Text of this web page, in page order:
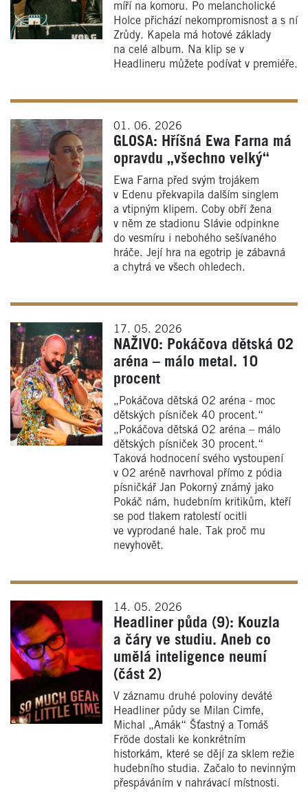
míří na komoru. Po melancholické
Holce přichází nekompromisnost a s ní
Zrůdy. Kapela má hotové základy
na celé album. Na klip se v
Headlineru můžete podívat v premiéře.
01. 06. 2026
GLOSA: Hříšná Ewa Farna má
opravdu „všechno velký“
Ewa Farna před svým trojákem
v Edenu překvapila dalším singlem
a vtipným klipem. Coby obří žena
v něm ze stadionu Slávie odpinkne
do vesmíru i nebohého sešívaného
hráče. Její hra na egotrip je zábavná
a chytrá ve všech ohledech.
17. 05. 2026
NAŽIVO: Pokáčova dětská O2
aréna – málo metal. 10
procent
„Pokáčova dětská O2 aréna - moc
dětských písniček 40 procent.“
„Pokáčova dětská O2 aréna – málo
dětských písniček 30 procent.“
Taková hodnocení svého vystoupení
v O2 aréně navrhoval přímo z pódia
písničkář Jan Pokorný známý jako
Pokáč nám, hudebním kritikům, kteří
se pod tlakem ratolestí ocitli
ve vyprodané hale. Tak proč mu
nevyhovět.
14. 05. 2026
Headliner půda (9): Kouzla
a čáry ve studiu. Aneb co
umělá inteligence neumí
(část 2)
V záznamu druhé poloviny deváté
Headliner půdy se Milan Cimfe,
Michal „Amák“ Šťastný a Tomáš
Fröde dostali ke konkrétním
historkám, které se dějí za sklem režie
hudebního studia. Začalo to nevinným
přespáváním v nahrávací místnosti.